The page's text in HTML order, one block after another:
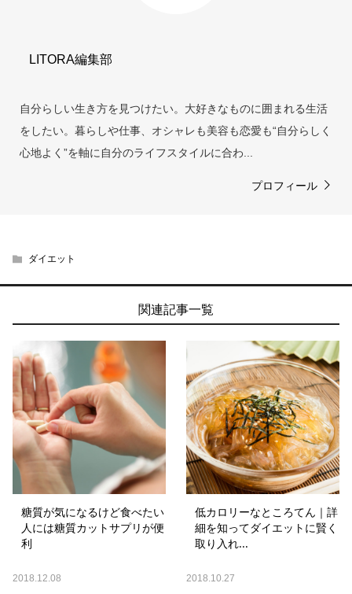
LITORA編集部
自分らしい生き方を見つけたい。大好きなものに囲まれる生活
をしたい。暮らしや仕事、オシャレも美容も恋愛も“自分らしく
心地よく”を軸に自分のライフスタイルに合わ...
プロフィール
ダイエット
関連記事一覧
糖質が気になるけど食べたい
人には糖質カットサプリが便
利
2018.12.08
低カロリーなところてん｜詳
細を知ってダイエットに賢く
取り入れ...
2018.10.27